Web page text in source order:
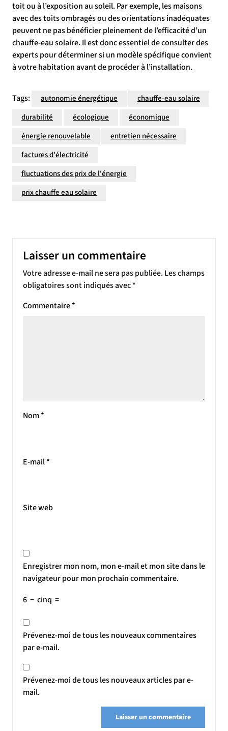
toit ou à l’exposition au soleil. Par exemple, les maisons
avec des toits ombragés ou des orientations inadéquates
peuvent ne pas bénéficier pleinement de l’efficacité d’un
chauffe-eau solaire. Il est donc essentiel de consulter des
experts pour déterminer si un modèle spécifique convient
à votre habitation avant de procéder à l’installation.
Tags: autonomie énergétique
chauffe-eau solaire
durabilité
écologique
économique
énergie renouvelable
entretien nécessaire
factures d'électricité
fluctuations des prix de l'énergie
prix chauffe eau solaire
Laisser un commentaire
Votre adresse e-mail ne sera pas publiée. Les champs
obligatoires sont indiqués avec*
Commentaire*
Nom*
E-mail*
Site web
Enregistrer mon nom, mon e-mail et mon site dans le
navigateur pour mon prochain commentaire.
6 − cinq =
Prévenez-moi de tous les nouveaux commentaires
par e-mail.
Prévenez-moi de tous les nouveaux articles par e-
mail.